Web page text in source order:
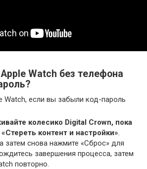
Watch без телефона
Watch, если вы забыли код-пароль
колесико Digital Crown, пока
контент и настройки».
затем снова нажмите «Сброс» для
завершения процесса, затем
повторно.